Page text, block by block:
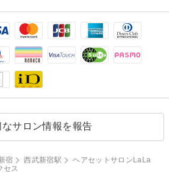
サロン情報を報告
宿 西武新宿駅
ヘアセットサロンLaLa
セス